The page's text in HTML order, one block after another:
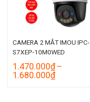
CAMERA 2 MẮT IMOU IPC-
S7XEP-10M0WED
1.470.000₫ –
1.680.000₫Khoảng